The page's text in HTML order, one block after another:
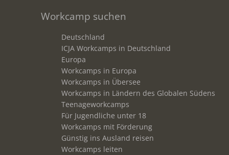
Workcamp suchen
Deutschland
ICJA Workcamps in Deutschland
Europa
Workcamps in Europa
Workcamps in Übersee
Workcamps in Ländern des Globalen Südens
Teenageworkcamps
Für Jugendliche unter 18
Workcamps mit Förderung
Günstig ins Ausland reisen
Workcamps leiten